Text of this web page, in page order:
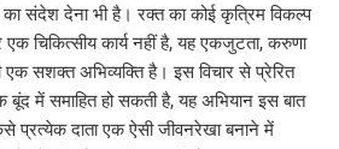
का संदेश देना भी है। रक्त का कोई कृत्रिम विकल्प
चिकित्सीय कार्य नहीं है, यह एकजुटता, करुणा
एक सशक्त अभिव्यक्ति है। इस विचार से प्रेरित
बूंद में समाहित हो सकती है, यह अभियान इस बात
प्रत्येक दाता एक ऐसी जीवनरेखा बनाने में